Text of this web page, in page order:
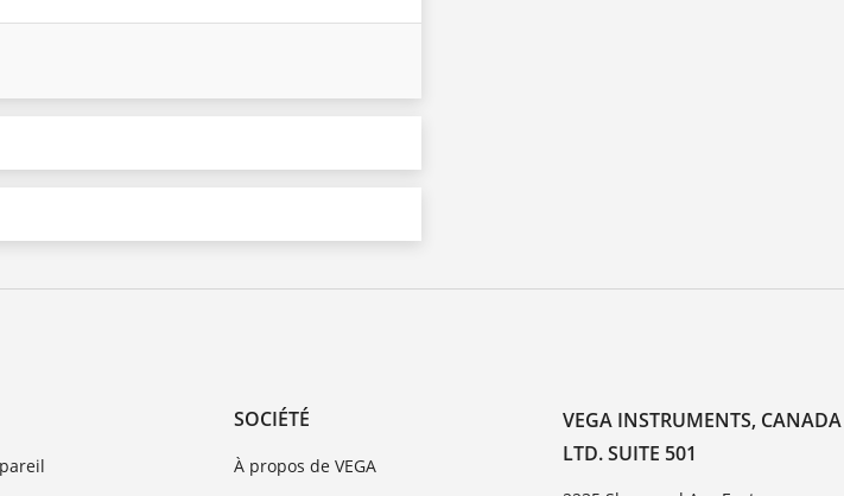
SOCIÉTÉ
À propos de VEGA
VEGA INSTRUMENTS, CANADA
LTD. SUITE 501